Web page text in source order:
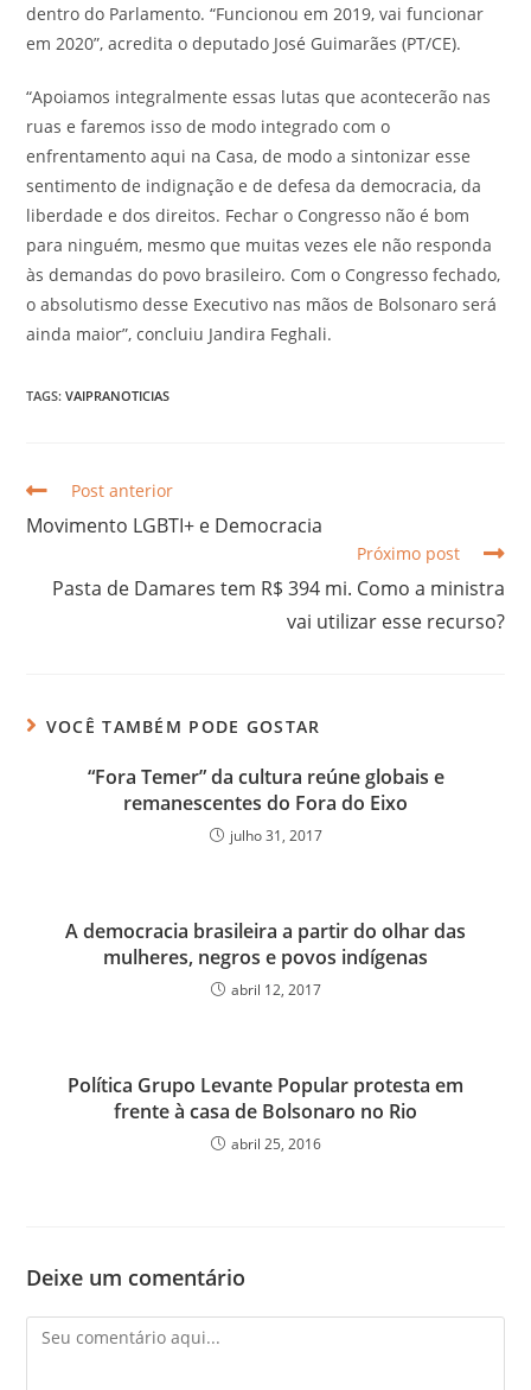
dentro do Parlamento. “Funcionou em 2019, vai funcionar
em 2020”, acredita o deputado José Guimarães (PT/CE).
“Apoiamos integralmente essas lutas que acontecerão nas
ruas e faremos isso de modo integrado com o
enfrentamento aqui na Casa, de modo a sintonizar esse
sentimento de indignação e de defesa da democracia, da
liberdade e dos direitos. Fechar o Congresso não é bom
para ninguém, mesmo que muitas vezes ele não responda
às demandas do povo brasileiro. Com o Congresso fechado,
o absolutismo desse Executivo nas mãos de Bolsonaro será
ainda maior”, concluiu Jandira Feghali.
TAGS:VAIPRANOTICIAS
Post anterior
Movimento LGBTI+ e Democracia
Próximo post
Pasta de Damares tem R$ 394 mi. Como a ministra
vai utilizar esse recurso?
VOCÊ TAMBÉM PODE GOSTAR
“Fora Temer” da cultura reúne globais e
remanescentes do Fora do Eixo
julho 31, 2017
A democracia brasileira a partir do olhar das
mulheres, negros e povos indígenas
abril 12, 2017
Política Grupo Levante Popular protesta em
frente à casa de Bolsonaro no Rio
abril 25, 2016
Deixe um comentário